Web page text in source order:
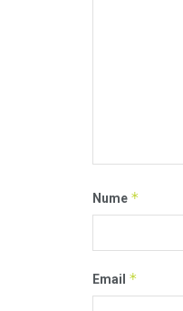
Nume *
Email *